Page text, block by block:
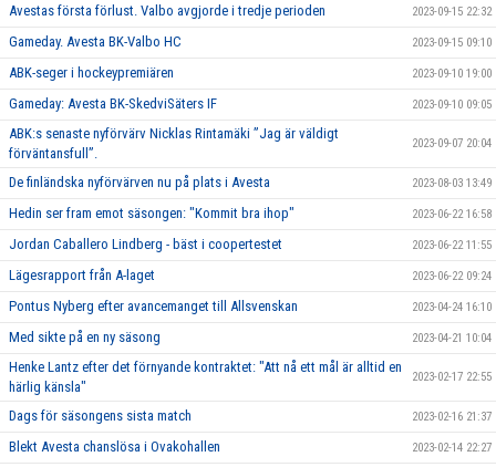
Avestas första förlust. Valbo avgjorde i tredje perioden 2023-09-15 22:32
Gameday. Avesta BK-Valbo HC 2023-09-15 09:10
ABK-seger i hockeypremiären 2023-09-10 19:00
Gameday: Avesta BK-SkedviSäters IF 2023-09-10 09:05
ABK:s senaste nyförvärv Nicklas Rintamäki ”Jag är väldigt
förväntansfull”.
2023-09-07 20:04
De finländska nyförvärven nu på plats i Avesta 2023-08-03 13:49
Hedin ser fram emot säsongen: "Kommit bra ihop" 2023-06-22 16:58
Jordan Caballero Lindberg - bäst i coopertestet 2023-06-22 11:55
Lägesrapport från A-laget 2023-06-22 09:24
Pontus Nyberg efter avancemanget till Allsvenskan 2023-04-24 16:10
Med sikte på en ny säsong 2023-04-21 10:04
Henke Lantz efter det förnyande kontraktet: "Att nå ett mål är alltid en
härlig känsla"
2023-02-17 22:55
Dags för säsongens sista match 2023-02-16 21:37
Blekt Avesta chanslösa i Ovakohallen 2023-02-14 22:27